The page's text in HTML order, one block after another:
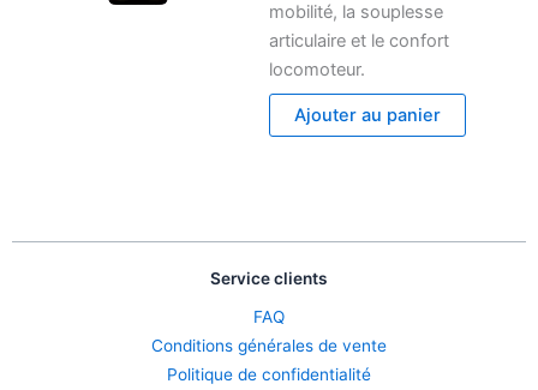
mobilité, la souplesse
articulaire et le confort
locomoteur.
Ajouter au panier
Service clients
FAQ
Conditions générales de vente
Politique de confidentialité